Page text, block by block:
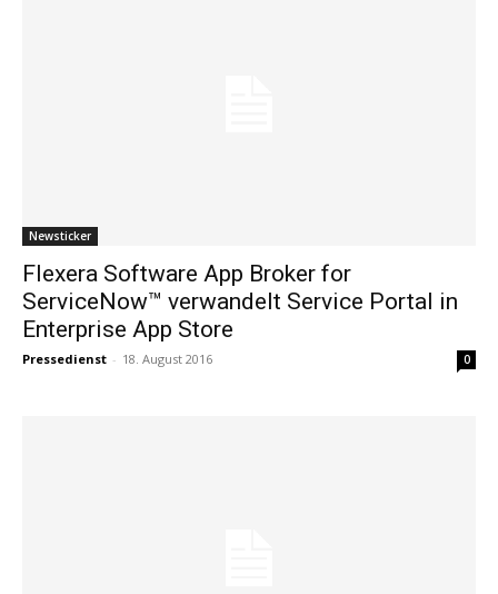
Newsticker
Flexera Software App Broker for
ServiceNow™ verwandelt Service Portal in
Enterprise App Store
Pressedienst - 18. August 2016 0